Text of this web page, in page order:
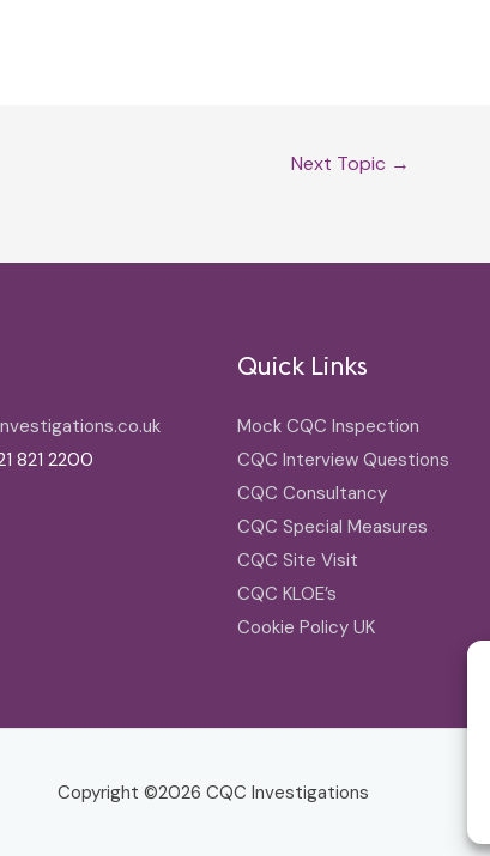
Next Topic →
821 2200
Quick Links
Mock CQC Inspection
CQC Interview Questions
CQC Consultancy
CQC Special Measures
CQC Site Visit
CQC KLOE’s
Cookie Policy UK
Copyright ©2026 CQC Investigations